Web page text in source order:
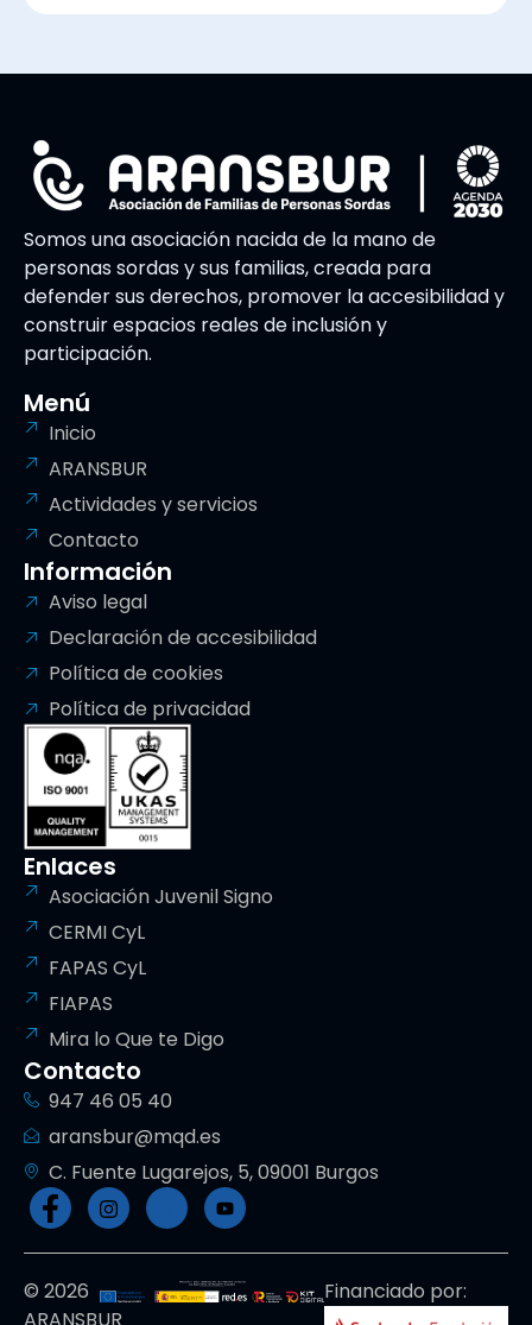
Somos una asociación nacida de la mano de
personas sordas y sus familias, creada para
defender sus derechos, promover la accesibilidad y
construir espacios reales de inclusión y
participación.
Menú
Inicio
ARANSBUR
Actividades y servicios
Contacto
Información
Aviso legal
Declaración de accesibilidad
Política de cookies
Política de privacidad
Enlaces
Asociación Juvenil Signo
CERMI CyL
FAPAS CyL
FIAPAS
Mira lo Que te Digo
Contacto
947 46 05 40
aransbur@mqd.es
C. Fuente Lugarejos, 5, 09001 Burgos
© 2026
ARANSBUR
Financiado por: